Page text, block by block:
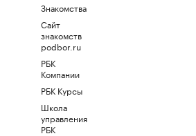
Знакомства
Сайт
знакомств
podbor.ru
РБК
Компании
РБК Курсы
Школа
управления
РБК